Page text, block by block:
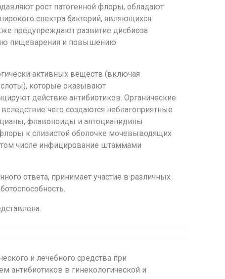
рост патогенной флоры, обладают
спектра бактерий, являющихся
предупреждают развитие дисбиоза
пищеварения и повышению
активных веществ (включая
которые оказывают
действие антибиотиков. Органические
чего создаются неблагоприятные
флавоноиды и антоцианидины
к слизистой оболочке мочевыводящих
числе инфицирование штаммами
ответа, принимает участие в различных
и лечебного средства при
антибиотиков в гинекологической и